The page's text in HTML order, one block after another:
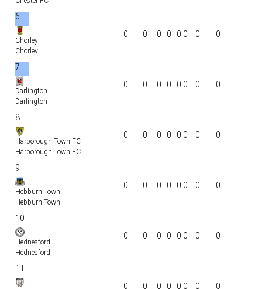
6
Chorley
Chorley
0 0 0 0 0:0 0 0
7
Darlington
Darlington
0 0 0 0 0:0 0 0
8
Harborough Town FC
Harborough Town FC
0 0 0 0 0:0 0 0
9
Hebburn Town
Hebburn Town
0 0 0 0 0:0 0 0
10
Hednesford
Hednesford
0 0 0 0 0:0 0 0
11
0 0 0 0 0:0 0 0